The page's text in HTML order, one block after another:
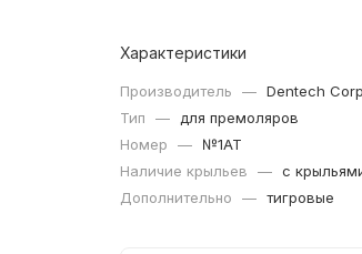
Характеристики
Производитель — Dentech
Тип
—
для премоляров
Номер
—
№1AT
Наличие крыльев
— с
Дополнительно
— тигровые